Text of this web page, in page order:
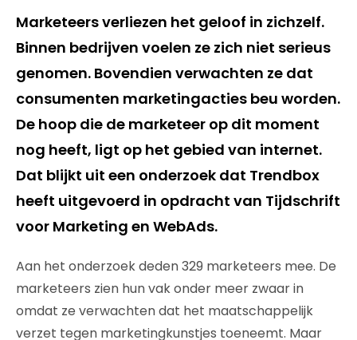
Marketeers verliezen het geloof in zichzelf.
Binnen bedrijven voelen ze zich niet serieus
genomen. Bovendien verwachten ze dat
consumenten marketingacties beu worden.
De hoop die de marketeer op dit moment
nog heeft, ligt op het gebied van internet.
Dat blijkt uit een onderzoek dat Trendbox
heeft uitgevoerd in opdracht van Tijdschrift
voor Marketing en WebAds.
Aan het onderzoek deden 329 marketeers mee. De
marketeers zien hun vak onder meer zwaar in
omdat ze verwachten dat het maatschappelijk
verzet tegen marketingkunstjes toeneemt. Maar